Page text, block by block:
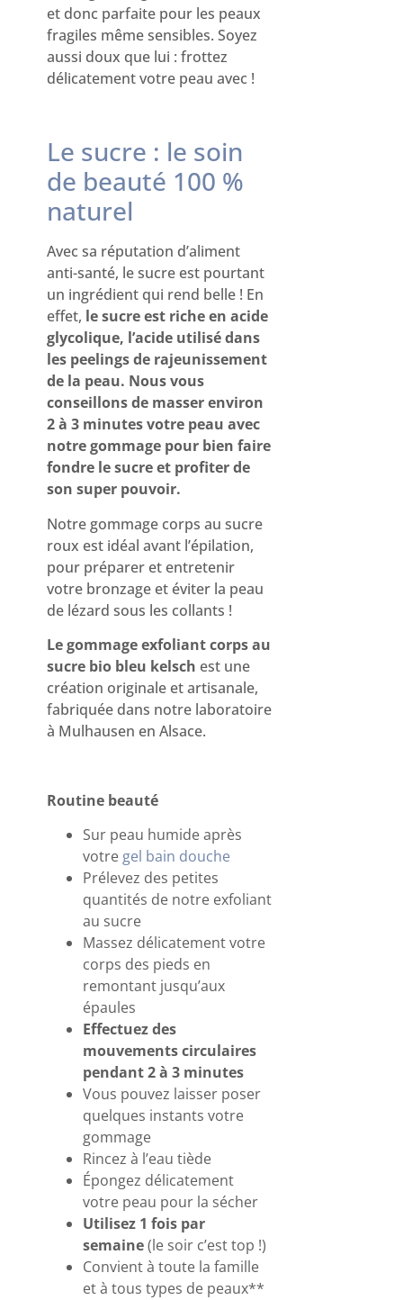
et donc parfaite pour les peaux
fragiles même sensibles. Soyez
aussi doux que lui : frottez
délicatement votre peau avec !
Le sucre : le soin
de beauté 100 %
naturel
Avec sa réputation d’aliment
anti-santé, le sucre est pourtant
un ingrédient qui rend belle ! En
effet, le sucre est riche en acide
glycolique, l’acide utilisé dans
les peelings de rajeunissement
de la peau. Nous vous
conseillons de masser environ
2 à 3 minutes votre peau avec
notre gommage pour bien faire
fondre le sucre et profiter de
son super pouvoir.
Notre gommage corps au sucre
roux est idéal avant l’épilation,
pour préparer et entretenir
votre bronzage et éviter la peau
de lézard sous les collants !
Le gommage exfoliant corps au
sucre bio bleu kelsch est une
création originale et artisanale,
fabriquée dans notre laboratoire
à Mulhausen en Alsace.
Routine beauté
Sur peau humide après
votre gel bain douche
Prélevez des petites
quantités de notre exfoliant
au sucre
Massez délicatement votre
corps des pieds en
remontant jusqu’aux
épaules
Effectuez des
mouvements circulaires
pendant 2 à 3 minutes
Vous pouvez laisser poser
quelques instants votre
gommage
Rincez à l’eau tiède
Épongez délicatement
votre peau pour la sécher
Utilisez 1 fois par
semaine(le soir c’est top !)
Convient à toute la famille
et à tous types de peaux**